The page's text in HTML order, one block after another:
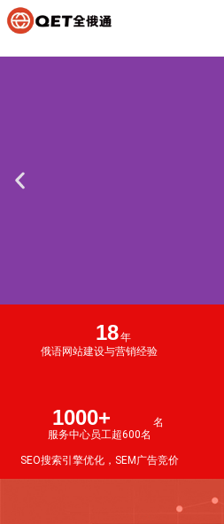
18年
俄语网站建设与营销经验
1000+
名
服务中心员工超600名
SEO搜索引擎优化，SEM广告竞价